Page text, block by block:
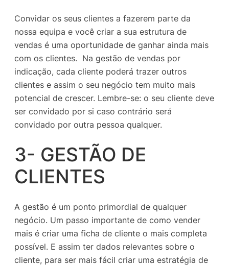
Convidar os seus clientes a fazerem parte da
nossa equipa e você criar a sua estrutura de
vendas é uma oportunidade de ganhar ainda mais
com os clientes. Na gestão de vendas por
indicação, cada cliente poderá trazer outros
clientes e assim o seu negócio tem muito mais
potencial de crescer. Lembre-se: o seu cliente deve
ser convidado por si caso contrário será
convidado por outra pessoa qualquer.
3- GESTÃO DE
CLIENTES
A gestão é um ponto primordial de qualquer
negócio. Um passo importante de como vender
mais é criar uma ficha de cliente o mais completa
possível. E assim ter dados relevantes sobre o
cliente, para ser mais fácil criar uma estratégia de